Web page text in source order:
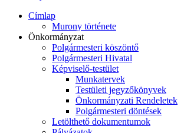
Címlap
Murony története
Önkormányzat
Polgármesteri köszöntő
Polgármesteri Hivatal
Képviselő-testület
Munkatervek
Testületi jegyzőkönyvek
Önkormányzati Rendeletek
Polgármesteri döntések
Letölthető dokumentumok